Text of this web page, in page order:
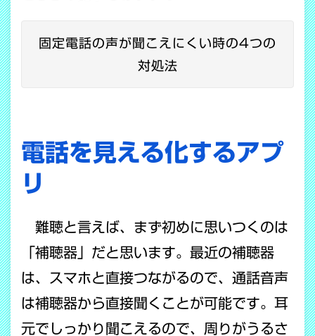
固定電話の声が聞こえにくい時の4つの
対処法
電話を見える化するアプ
リ
難聴と言えば、まず初めに思いつくのは
「補聴器」だと思います。最近の補聴器
は、スマホと直接つながるので、通話音声
は補聴器から直接聞くことが可能です。耳
元でしっかり聞こえるので、周りがうるさ